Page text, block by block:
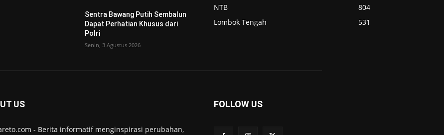
Sentra Bawang Putih Sembalun
Dapat Perhatian Khusus dari
Polri
Senin, 3 Agustus 2026
NTB
804
Lombok Tengah
531
US
- Berita informatif menginspirasi perubahan,
FOLLOW US